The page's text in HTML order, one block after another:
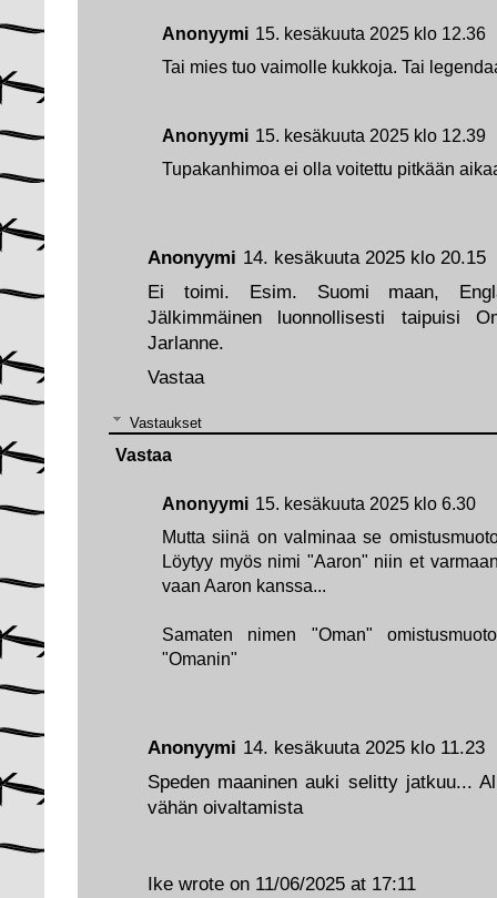
Anonyymi 14. kesäkuuta 2025 klo 11.23
Speden maaninen auki selitty jatkuu...
vähän oivaltamista
Ike wrote on 11/06/2025 at 17:11
Anonyymi 14. kesäkuuta 2025 klo 20.15
Ei toimi. Esim. Suomi maan,
Jälkimmäinen luonnollisesti taipuisi
Jarlanne.
Vastaa
Vastaukset
Anonyymi 15. kesäkuuta 2025 klo 6.30
Mutta siinä on valminaa se
Löytyy myös nimi "Aaron" niin et
vaan Aaron kanssa...
Samaten nimen "Oman"
"Omanin"
Vastaa
Anonyymi 15. kesäkuuta 2025 klo 12.36
Tai mies tuo vaimolle kukkoja. Tai
Anonyymi 15. kesäkuuta 2025 klo 12.39
Tupakanhimoa ei olla voitettu pitkään